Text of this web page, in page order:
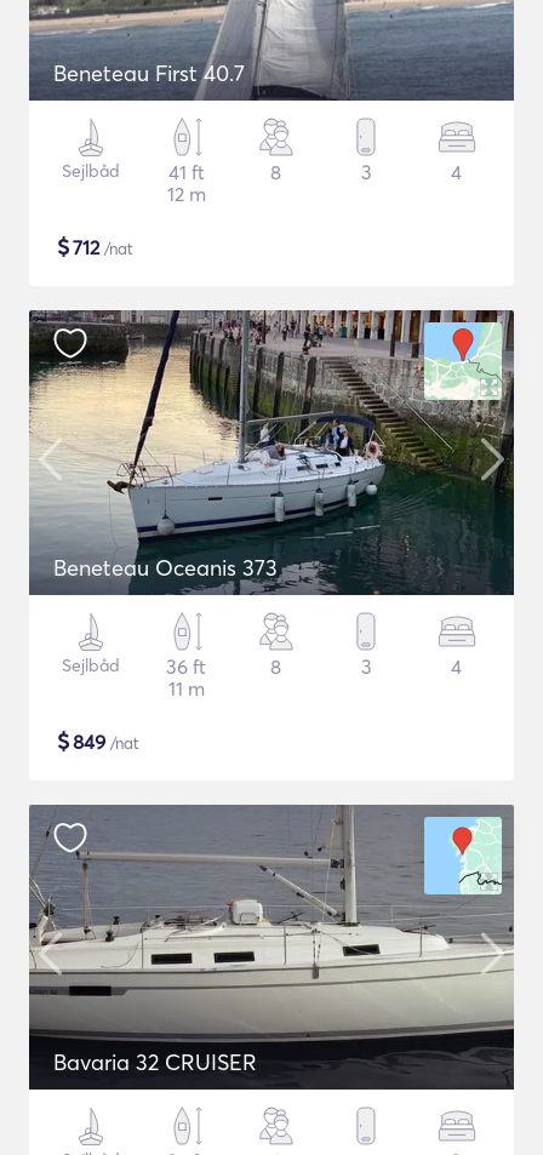
Beneteau First 40.7
Sejlbåd
41 ft
12 m
8 3 4
$712/nat
Beneteau Oceanis 373
Sejlbåd
36 ft
11 m
8 3 4
$849 /nat
Bavaria 32 CRUISER